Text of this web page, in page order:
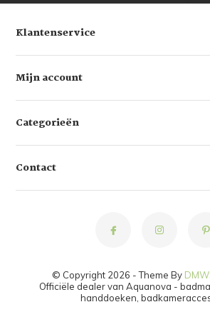
Klantenservice
Mijn account
Categorieën
Contact
© Copyright 2026 - Theme By
Officiële dealer van Aquanova -
handdoeken,